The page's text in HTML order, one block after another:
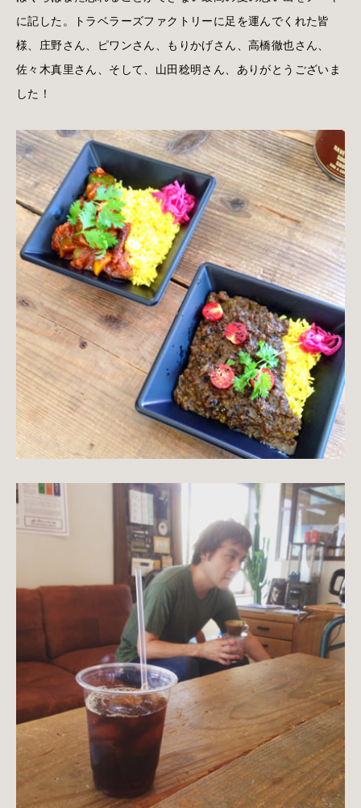
に記した。トラベラーズファクトリーに足を運んでくれた皆
様、庄野さん、ピワンさん、もりかげさん、高橋徹也さん、
佐々木真里さん、そして、山田稔明さん、ありがとうございま
した！